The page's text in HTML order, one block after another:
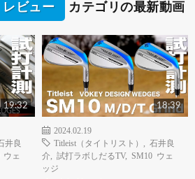
レビュー カテゴリの最新動画
19:32
井良
ウェ
18:39
2024.02.19
Titleist（タイトリスト）
石井良
介
試打ラボしだるTV, SM10 ウェ
ッジ